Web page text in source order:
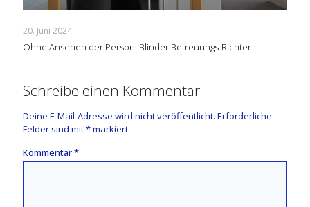
20. Juni 2024
Ohne Ansehen der Person: Blinder Betreuungs-Richter
Schreibe einen Kommentar
Deine E-Mail-Adresse wird nicht veröffentlicht. Erforderliche
Felder sind mit*markiert
Kommentar*